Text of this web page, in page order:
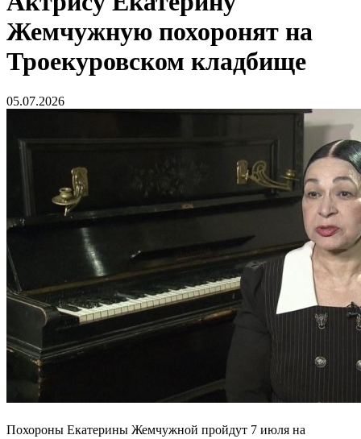
Жемчужную похоронят на
Троекуровском кладбище
05.07.2026
Похороны Екатерины Жемчужной пройдут 7 июля на